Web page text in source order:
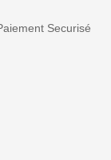
Securisé